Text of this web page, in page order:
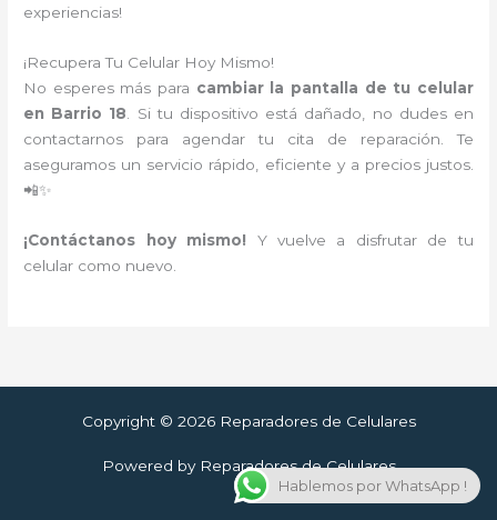
experiencias!
¡Recupera Tu Celular Hoy Mismo!
No esperes más para cambiar la pantalla de tu celular
en Barrio 18. Si tu dispositivo está dañado, no dudes en
contactarnos para agendar tu cita de reparación. Te
aseguramos un servicio rápido, eficiente y a precios justos.
📲✨
¡Contáctanos hoy mismo! Y vuelve a disfrutar de tu
celular como nuevo.
Copyright © 2026 Reparadores de Celulares
Powered by Reparadores de Celulares
Hablemos por WhatsApp !